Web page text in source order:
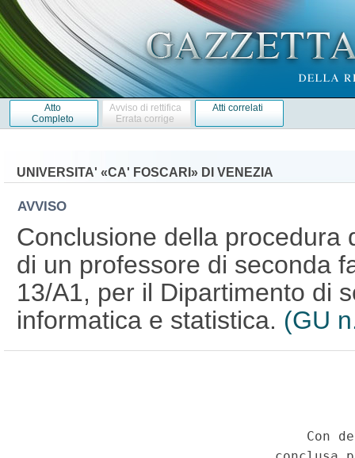
Atto
Completo
Avviso di rettifica
Errata corrige
Atti correlati
UNIVERSITA' «CA' FOSCARI» DI VENEZIA
AVVISO
Conclusione della procedura
di un professore di seconda
13/A1, per il Dipartimento di
informatica e statistica. (GU